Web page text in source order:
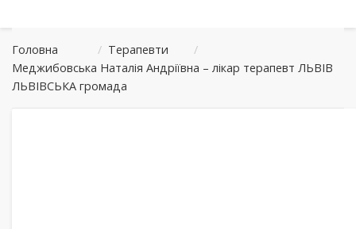
Головна / Терапевти
/
Меджибовська Наталія Андріївна – лікар терапевт ЛЬВІВ
ЛЬВІВСЬКА громада